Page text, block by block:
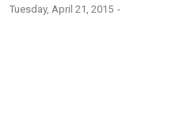
Tuesday, April 21, 2015